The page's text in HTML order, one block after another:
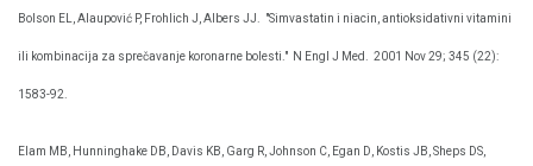
Bolson EL, Alaupović P, Frohlich J, Albers JJ. "Simvastatin i niacin, antioksidativni vitamini
ili kombinacija za sprečavanje koronarne bolesti." N Engl J Med. 2001 Nov 29; 345 (22):
1583-92.
Elam MB, Hunninghake DB, Davis KB, Garg R, Johnson C, Egan D, Kostis JB, Sheps DS,